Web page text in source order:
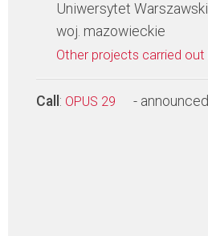
Uniwersytet Warszawski
woj. mazowieckie
Other projects carried
Call : OPUS 29 -